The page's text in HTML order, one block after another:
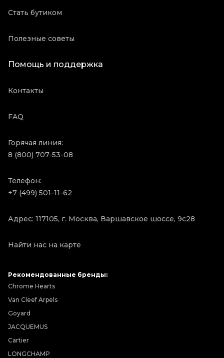
Стать бутиком
Полезные советы
Помощь и поддержка
Контакты
FAQ
Горячая линия:
8 (800) 707-53-08
Телефон:
+7 (499) 501-11-62
Адрес: 117105, г. Москва, Варшавское шоссе, 9с28
Найти нас на карте
Рекомендованные бренды:
Chrome Hearts
Van Cleef Arpels
Goyard
JACQUEMUS
Cartier
LONGCHAMP